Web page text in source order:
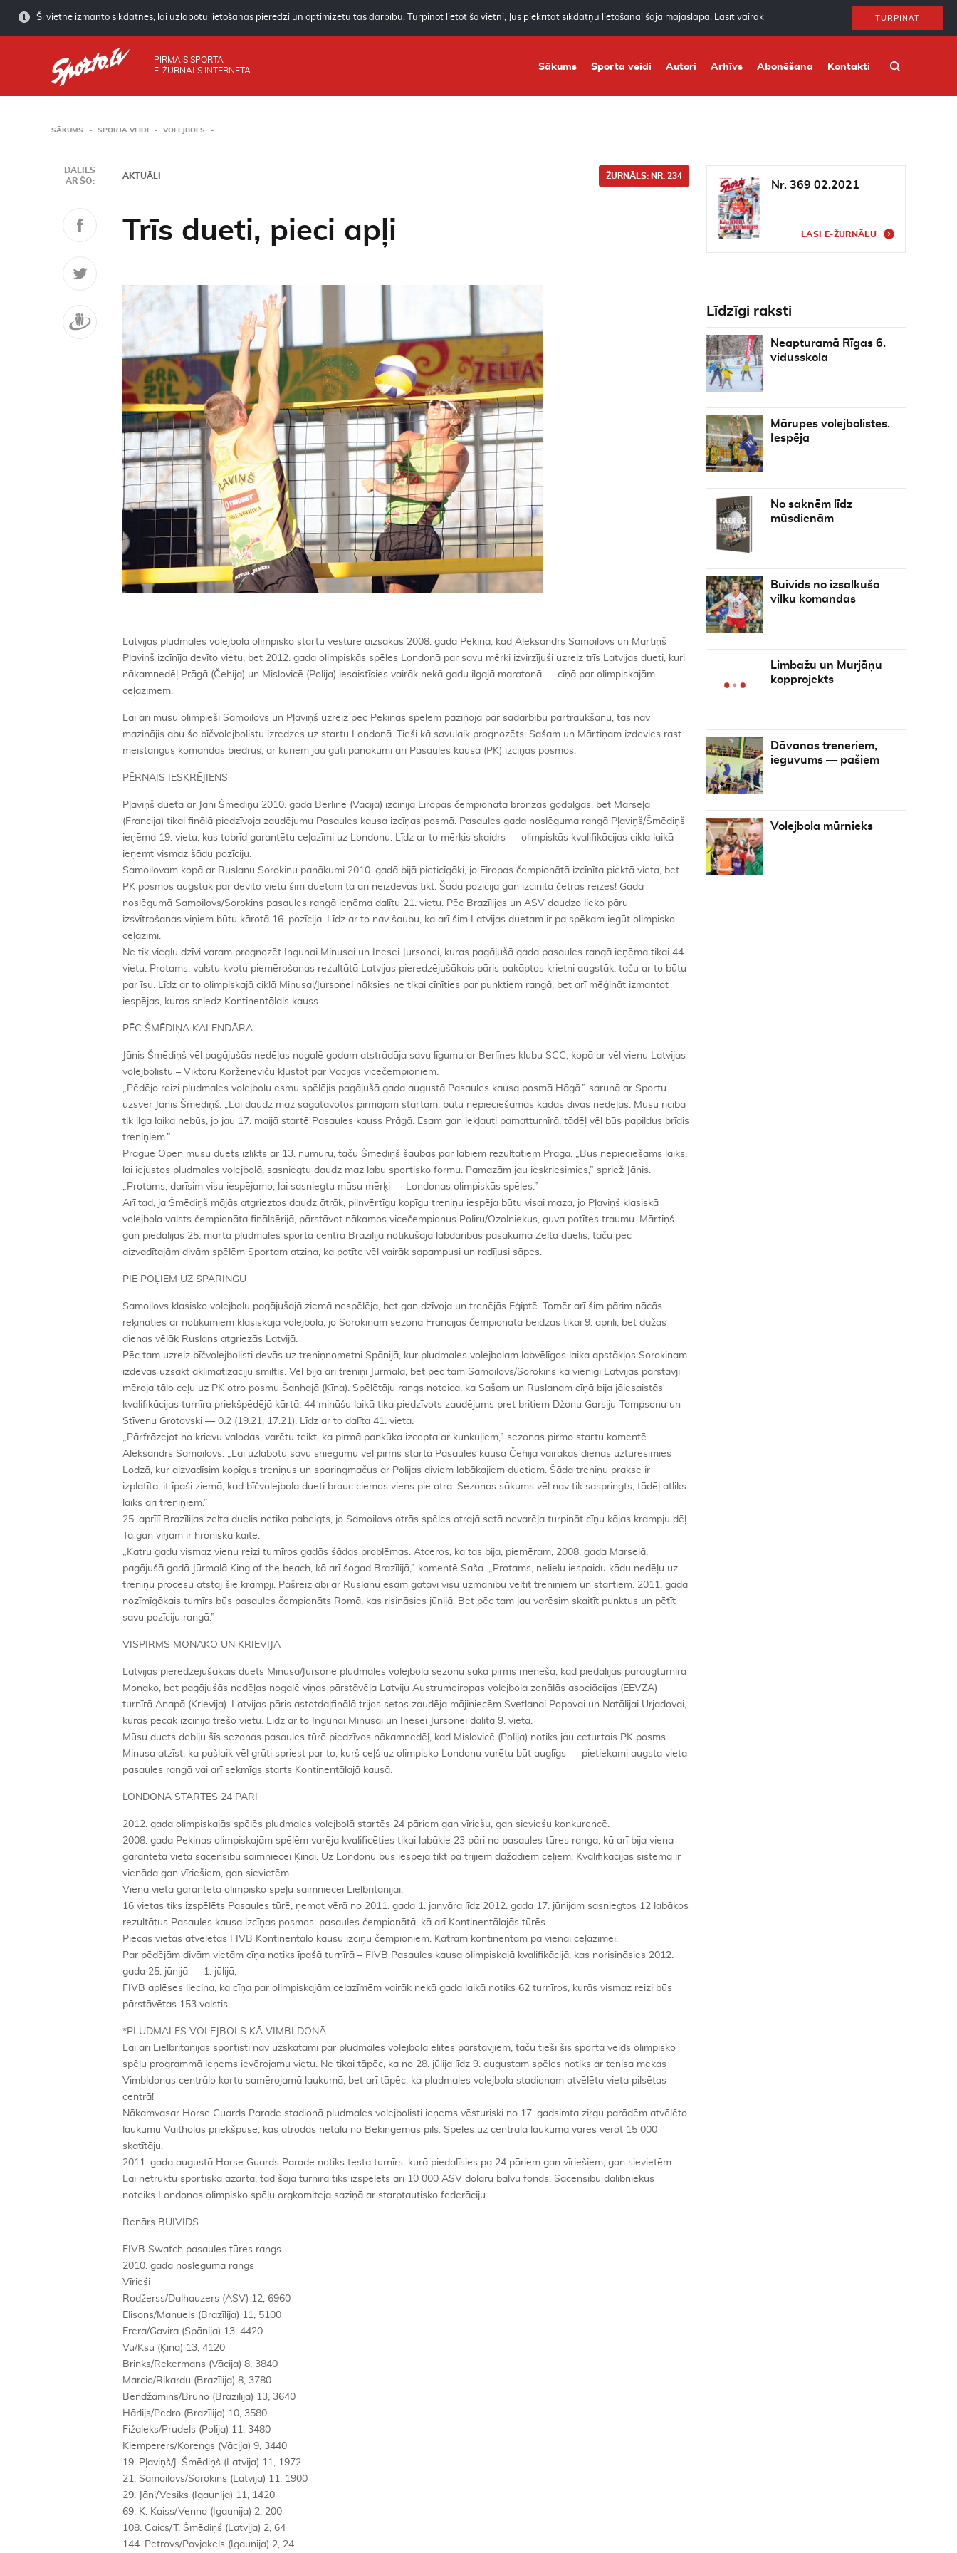
Šī vietne izmanto sīkdatnes, lai uzlabotu lietošanas pieredzi un optimizētu tās darbību. Turpinot lietot šo vietni, Jūs piekrītat sīkdatņu lietošanai šajā mājaslapā. Lasīt vairāk TURPINĀT
PIRMAIS SPORTA
E-ŽURNĀLS INTERNETĀ
Sākums Sporta veidi Autori Arhīvs Abonēšana Kontakti
SĀKUMS SPORTA VEIDI VOLEJBOLS
DALIES
AR ŠO:
ŽURNĀLS: NR. 234
AKTUĀLI
Trīs dueti, pieci apļi
Latvijas pludmales volejbola olimpisko startu vēsture aizsākās 2008. gada Pekinā, kad Aleksandrs Samoilovs un Mārtiņš
Pļaviņš izcīnīja devīto vietu, bet 2012. gada olimpiskās spēles Londonā par savu mērķi izvirzījuši uzreiz trīs Latvijas dueti, kuri
nākamnedēļ Prāgā (Čehija) un Mislovicē (Polija) iesaistīsies vairāk nekā gadu ilgajā maratonā — cīņā par olimpiskajām
ceļazīmēm.
Lai arī mūsu olimpieši Samoilovs un Pļaviņš uzreiz pēc Pekinas spēlēm paziņoja par sadarbību pārtraukšanu, tas nav
mazinājis abu šo bīčvolejbolistu izredzes uz startu Londonā. Tieši kā savulaik prognozēts, Sašam un Mārtiņam izdevies rast
meistarīgus komandas biedrus, ar kuriem jau gūti panākumi arī Pasaules kausa (PK) izcīņas posmos.
PĒRNAIS IESKRĒJIENS
Pļaviņš duetā ar Jāni Šmēdiņu 2010. gadā Berlīnē (Vācija) izcīnīja Eiropas čempionāta bronzas godalgas, bet Marseļā
(Francija) tikai finālā piedzīvoja zaudējumu Pasaules kausa izcīņas posmā. Pasaules gada noslēguma rangā Pļaviņš/Šmēdiņš
ieņēma 19. vietu, kas tobrīd garantētu ceļazīmi uz Londonu. Līdz ar to mērķis skaidrs — olimpiskās kvalifikācijas cikla laikā
ieņemt vismaz šādu pozīciju.
Samoilovam kopā ar Ruslanu Sorokinu panākumi 2010. gadā bijā pieticīgāki, jo Eiropas čempionātā izcīnīta piektā vieta, bet
PK posmos augstāk par devīto vietu šim duetam tā arī neizdevās tikt. Šāda pozīcija gan izcīnīta četras reizes! Gada
noslēgumā Samoilovs/Sorokins pasaules rangā ieņēma dalītu 21. vietu. Pēc Brazīlijas un ASV daudzo lieko pāru
izsvītrošanas viņiem būtu kārotā 16. pozīcija. Līdz ar to nav šaubu, ka arī šim Latvijas duetam ir pa spēkam iegūt olimpisko
ceļazīmi.
Ne tik vieglu dzīvi varam prognozēt Ingunai Minusai un Inesei Jursonei, kuras pagājušā gada pasaules rangā ieņēma tikai 44.
vietu. Protams, valstu kvotu piemērošanas rezultātā Latvijas pieredzējušākais pāris pakāptos krietni augstāk, taču ar to būtu
par īsu. Līdz ar to olimpiskajā ciklā Minusai/Jursonei nāksies ne tikai cīnīties par punktiem rangā, bet arī mēģināt izmantot
iespējas, kuras sniedz Kontinentālais kauss.
PĒC ŠMĒDIŅA KALENDĀRA
Jānis Šmēdiņš vēl pagājušās nedēļas nogalē godam atstrādāja savu līgumu ar Berlīnes klubu SCC, kopā ar vēl vienu Latvijas
volejbolistu – Viktoru Koržeņeviču kļūstot par Vācijas vicečempioniem.
„Pēdējo reizi pludmales volejbolu esmu spēlējis pagājušā gada augustā Pasaules kausa posmā Hāgā.” sarunā ar Sportu
uzsver Jānis Šmēdiņš. „Lai daudz maz sagatavotos pirmajam startam, būtu nepieciešamas kādas divas nedēļas. Mūsu rīcībā
tik ilga laika nebūs, jo jau 17. maijā startē Pasaules kauss Prāgā. Esam gan iekļauti pamatturnīrā, tādēļ vēl būs papildus brīdis
treniņiem.”
Prague Open mūsu duets izlikts ar 13. numuru, taču Šmēdiņš šaubās par labiem rezultātiem Prāgā. „Būs nepieciešams laiks,
lai iejustos pludmales volejbolā, sasniegtu daudz maz labu sportisko formu. Pamazām jau ieskriesimies,” spriež Jānis.
„Protams, darīsim visu iespējamo, lai sasniegtu mūsu mērķi — Londonas olimpiskās spēles.”
Arī tad, ja Šmēdiņš mājās atgrieztos daudz ātrāk, pilnvērtīgu kopīgu treniņu iespēja būtu visai maza, jo Pļaviņš klasiskā
volejbola valsts čempionāta finālsērijā, pārstāvot nākamos vicečempionus Poliru/Ozolniekus, guva potītes traumu. Mārtiņš
gan piedalījās 25. martā pludmales sporta centrā Brazīlija notikušajā labdarības pasākumā Zelta duelis, taču pēc
aizvadītajām divām spēlēm Sportam atzina, ka potīte vēl vairāk sapampusi un radījusi sāpes.
PIE POĻIEM UZ SPARINGU
Samoilovs klasisko volejbolu pagājušajā ziemā nespēlēja, bet gan dzīvoja un trenējās Ēģiptē. Tomēr arī šim pārim nācās
rēķināties ar notikumiem klasiskajā volejbolā, jo Sorokinam sezona Francijas čempionātā beidzās tikai 9. aprīlī, bet dažas
dienas vēlāk Ruslans atgriezās Latvijā.
Pēc tam uzreiz bīčvolejbolisti devās uz treniņnometni Spānijā, kur pludmales volejbolam labvēlīgos laika apstākļos Sorokinam
izdevās uzsākt aklimatizāciju smiltīs. Vēl bija arī treniņi Jūrmalā, bet pēc tam Samoilovs/Sorokins kā vienīgi Latvijas pārstāvji
mēroja tālo ceļu uz PK otro posmu Šanhajā (Ķīna). Spēlētāju rangs noteica, ka Sašam un Ruslanam cīņā bija jāiesaistās
kvalifikācijas turnīra priekšpēdējā kārtā. 44 minūšu laikā tika piedzīvots zaudējums pret britiem Džonu Garsiju-Tompsonu un
Stīvenu Grotovski — 0:2 (19:21, 17:21). Līdz ar to dalīta 41. vieta.
„Pārfrāzejot no krievu valodas, varētu teikt, ka pirmā pankūka izcepta ar kunkuļiem,” sezonas pirmo startu komentē
Aleksandrs Samoilovs. „Lai uzlabotu savu sniegumu vēl pirms starta Pasaules kausā Čehijā vairākas dienas uzturēsimies
Lodzā, kur aizvadīsim kopīgus treniņus un sparingmačus ar Polijas diviem labākajiem duetiem. Šāda treniņu prakse ir
izplatīta, it īpaši ziemā, kad bīčvolejbola dueti brauc ciemos viens pie otra. Sezonas sākums vēl nav tik saspringts, tādēļ atliks
laiks arī treniņiem.”
25. aprīlī Brazīlijas zelta duelis netika pabeigts, jo Samoilovs otrās spēles otrajā setā nevarēja turpināt cīņu kājas krampju dēļ.
Tā gan viņam ir hroniska kaite.
„Katru gadu vismaz vienu reizi turnīros gadās šādas problēmas. Atceros, ka tas bija, piemēram, 2008. gada Marseļā,
pagājušā gadā Jūrmalā King of the beach, kā arī šogad Brazīlijā,” komentē Saša. „Protams, nelielu iespaidu kādu nedēļu uz
treniņu procesu atstāj šie krampji. Pašreiz abi ar Ruslanu esam gatavi visu uzmanību veltīt treniņiem un startiem. 2011. gada
nozīmīgākais turnīrs būs pasaules čempionāts Romā, kas risināsies jūnijā. Bet pēc tam jau varēsim skaitīt punktus un pētīt
savu pozīciju rangā.”
VISPIRMS MONAKO UN KRIEVIJA
Latvijas pieredzējušākais duets Minusa/Jursone pludmales volejbola sezonu sāka pirms mēneša, kad piedalījās paraugturnīrā
Monako, bet pagājušās nedēļas nogalē viņas pārstāvēja Latviju Austrumeiropas volejbola zonālās asociācijas (EEVZA)
turnīrā Anapā (Krievija). Latvijas pāris astotdaļfinālā trijos setos zaudēja mājiniecēm Svetlanai Popovai un Natālijai Urjadovai,
kuras pēcāk izcīnīja trešo vietu. Līdz ar to Ingunai Minusai un Inesei Jursonei dalīta 9. vieta.
Mūsu duets debiju šīs sezonas pasaules tūrē piedzīvos nākamnedēļ, kad Mislovicē (Polija) notiks jau ceturtais PK posms.
Minusa atzīst, ka pašlaik vēl grūti spriest par to, kurš ceļš uz olimpisko Londonu varētu būt auglīgs — pietiekami augsta vieta
pasaules rangā vai arī sekmīgs starts Kontinentālajā kausā.
LONDONĀ STARTĒS 24 PĀRI
2012. gada olimpiskajās spēlēs pludmales volejbolā startēs 24 pāriem gan vīriešu, gan sieviešu konkurencē.
2008. gada Pekinas olimpiskajām spēlēm varēja kvalificēties tikai labākie 23 pāri no pasaules tūres ranga, kā arī bija viena
garantētā vieta sacensību saimniecei Ķīnai. Uz Londonu būs iespēja tikt pa trijiem dažādiem ceļiem. Kvalifikācijas sistēma ir
vienāda gan vīriešiem, gan sievietēm.
Viena vieta garantēta olimpisko spēļu saimniecei Lielbritānijai.
16 vietas tiks izspēlēts Pasaules tūrē, ņemot vērā no 2011. gada 1. janvāra līdz 2012. gada 17. jūnijam sasniegtos 12 labākos
rezultātus Pasaules kausa izcīņas posmos, pasaules čempionātā, kā arī Kontinentālajās tūrēs.
Piecas vietas atvēlētas FIVB Kontinentālo kausu izcīņu čempioniem. Katram kontinentam pa vienai ceļazīmei.
Par pēdējām divām vietām cīņa notiks īpašā turnīrā – FIVB Pasaules kausa olimpiskajā kvalifikācijā, kas norisināsies 2012.
gada 25. jūnijā — 1. jūlijā,
FIVB aplēses liecina, ka cīņa par olimpiskajām ceļazīmēm vairāk nekā gada laikā notiks 62 turnīros, kurās vismaz reizi būs
pārstāvētas 153 valstis.
*PLUDMALES VOLEJBOLS KĀ VIMBLDONĀ
Lai arī Lielbritānijas sportisti nav uzskatāmi par pludmales volejbola elites pārstāvjiem, taču tieši šis sporta veids olimpisko
spēļu programmā ieņems ievērojamu vietu. Ne tikai tāpēc, ka no 28. jūlija līdz 9. augustam spēles notiks ar tenisa mekas
Vimbldonas centrālo kortu samērojamā laukumā, bet arī tāpēc, ka pludmales volejbola stadionam atvēlēta vieta pilsētas
centrā!
Nākamvasar Horse Guards Parade stadionā pludmales volejbolisti ieņems vēsturiski no 17. gadsimta zirgu parādēm atvēlēto
laukumu Vaitholas priekšpusē, kas atrodas netālu no Bekingemas pils. Spēles uz centrālā laukuma varēs vērot 15 000
skatītāju.
2011. gada augustā Horse Guards Parade notiks testa turnīrs, kurā piedalīsies pa 24 pāriem gan vīriešiem, gan sievietēm.
Lai netrūktu sportiskā azarta, tad šajā turnīrā tiks izspēlēts arī 10 000 ASV dolāru balvu fonds. Sacensību dalībniekus
noteiks Londonas olimpisko spēļu orgkomiteja saziņā ar starptautisko federāciju.
Renārs BUIVIDS
FIVB Swatch pasaules tūres rangs
2010. gada noslēguma rangs
Vīrieši
Rodžerss/Dalhauzers (ASV) 12, 6960
Elisons/Manuels (Brazīlija) 11, 5100
Erera/Gavira (Spānija) 13, 4420
Vu/Ksu (Ķīna) 13, 4120
Brinks/Rekermans (Vācija) 8, 3840
Marcio/Rikardu (Brazīlija) 8, 3780
Bendžamins/Bruno (Brazīlija) 13, 3640
Hārlijs/Pedro (Brazīlija) 10, 3580
Fižaleks/Prudels (Polija) 11, 3480
Klemperers/Korengs (Vācija) 9, 3440
19. Pļaviņš/J. Šmēdiņš (Latvija) 11, 1972
21. Samoilovs/Sorokins (Latvija) 11, 1900
29. Jāni/Vesiks (Igaunija) 11, 1420
69. K. Kaiss/Venno (Igaunija) 2, 200
108. Caics/T. Šmēdiņš (Latvija) 2, 64
144. Petrovs/Povjakels (Igaunija) 2, 24
Nr. 369 02.2021
LASI E-ŽURNĀLU
Līdzīgi raksti
Neapturamā Rīgas 6.
vidusskola
Mārupes volejbolistes.
Iespēja
No saknēm līdz
mūsdienām
Buivids no izsalkušo
vilku komandas
Limbažu un Murjāņu
kopprojekts
Dāvanas treneriem,
ieguvums — pašiem
Volejbola mūrnieks